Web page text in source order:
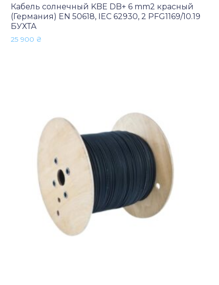
Кабель солнечный KBE DB+ 6 mm2 красный
(Германия) EN 50618, IEC 62930, 2 PFG1169/10.19
БУХТА
25 900 ₴